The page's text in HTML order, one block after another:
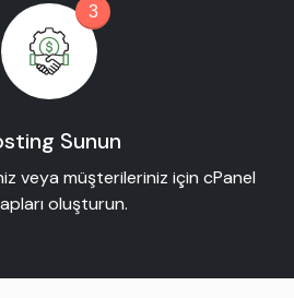
3
Sunun
veya müşterileriniz için cPanel
oluşturun.